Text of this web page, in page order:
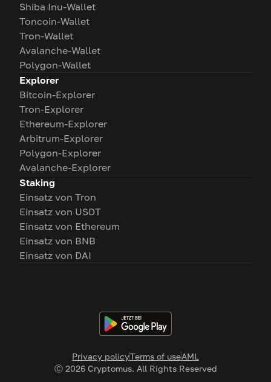
Privacy policyTerms of useAML
Ⓒ 2026Cryptomus. All Rights Reserved
Shiba Inu-Wallet
Toncoin-Wallet
Tron-Wallet
Avalanche-Wallet
Polygon-Wallet
Explorer
Bitcoin-Explorer
Tron-Explorer
Ethereum-Explorer
Arbitrum-Explorer
Polygon-Explorer
Avalanche-Explorer
Staking
Einsatz von Tron
Einsatz von USDT
Einsatz von Ethereum
Einsatz von BNB
Einsatz von DAI